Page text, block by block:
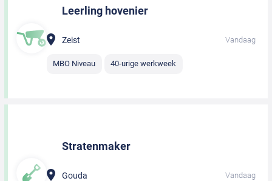
Leerling hovenier
Zeist Vandaag
MBO Niveau 40-urige werkweek
Stratenmaker
Gouda Vandaag